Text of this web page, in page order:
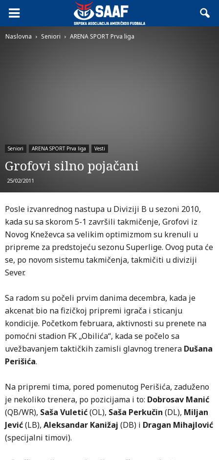
Naslovna Seniori ARENA SPORT Prva liga
Seniori ARENA SPORT Prva liga Vesti
Grofovi silno pojačani
25/02/2011
Posle izvanrednog nastupa u Diviziji B u sezoni 2010,
kada su sa skorom 5-1 završili takmičenje, Grofovi iz
Novog Kneževca sa velikim optimizmom su krenuli u
pripreme za predstojeću sezonu Superlige. Ovog puta će
se, po novom sistemu takmičenja, takmičiti u diviziji
Sever.
Sa radom su počeli prvim danima decembra, kada je
akcenat bio na fizičkoj pripremi igrača i sticanju
kondicije. Početkom februara, aktivnosti su prenete na
pomoćni stadion FK „Obilića“, kada se počelo sa
uvežbavanjem taktičkih zamisli glavnog trenera Dušana
Perišića.
Na pripremi tima, pored pomenutog Perišića, zaduženo
je nekoliko trenera, po pozicijama i to: Dobrosav Manić
(QB/WR), Saša Vuletić(OL), Saša Perkučin (DL), Miljan
Jević(LB), Aleksandar Kanižaj (DB) i Dragan Mihajlović
(specijalni timovi).